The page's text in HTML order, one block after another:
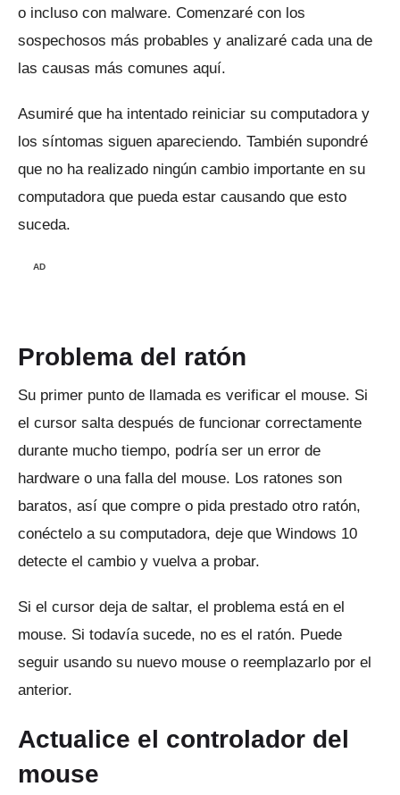
o incluso con malware. Comenzaré con los
sospechosos más probables y analizaré cada una de
las causas más comunes aquí.
Asumiré que ha intentado reiniciar su computadora y
los síntomas siguen apareciendo. También supondré
que no ha realizado ningún cambio importante en su
computadora que pueda estar causando que esto
suceda.
AD
Problema del ratón
Su primer punto de llamada es verificar el mouse. Si
el cursor salta después de funcionar correctamente
durante mucho tiempo, podría ser un error de
hardware o una falla del mouse. Los ratones son
baratos, así que compre o pida prestado otro ratón,
conéctelo a su computadora, deje que Windows 10
detecte el cambio y vuelva a probar.
Si el cursor deja de saltar, el problema está en el
mouse. Si todavía sucede, no es el ratón. Puede
seguir usando su nuevo mouse o reemplazarlo por el
anterior.
Actualice el controlador del
mouse